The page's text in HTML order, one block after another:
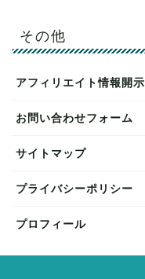
その他
アフィリエイト情報開示
お問い合わせフォーム
サイトマップ
プライバシーポリシー
プロフィール